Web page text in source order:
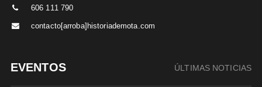
606 111 790
contacto[arroba]historiademota.com
EVENTOS ÚLTIMAS NOTICIAS